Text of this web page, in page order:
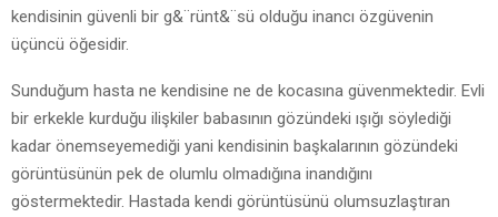
kendisinin güvenli bir g&¨rünt&¨sü olduğu inancı özgüvenin
üçüncü öğesidir.
Sunduğum hasta ne kendisine ne de kocasına güvenmektedir. Evli
bir erkekle kurduğu ilişkiler babasının gözündeki ışığı söylediği
kadar önemseyemediği yani kendisinin başkalarının gözündeki
görüntüsünün pek de olumlu olmadığına inandığını
göstermektedir. Hastada kendi görüntüsünü olumsuzlaştıran